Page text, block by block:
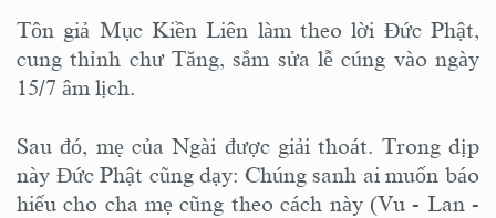
Tôn giả Mục Kiền Liên làm theo lời Đức Phật,
cung thỉnh chư Tăng, sắm sửa lễ cúng vào ngày
15/7 âm lịch.
Sau đó, mẹ của Ngài được giải thoát. Trong dịp
này Đức Phật cũng dạy: Chúng sanh ai muốn báo
hiếu cho cha mẹ cũng theo cách này (Vu - Lan -